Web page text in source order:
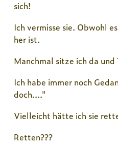
sich!
Ich vermisse sie. Obwohl
her ist.
Manchmal sitze ich da und
Ich habe immer noch
doch...."
Vielleicht hätte ich sie
Retten???